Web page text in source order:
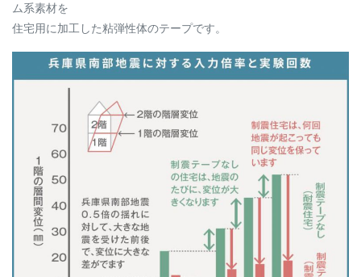
ム系素材を
住宅用に加工した粘弾性体のテープです。